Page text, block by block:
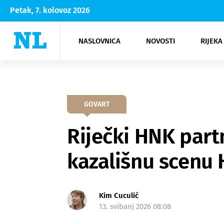
Petak, 7. kolovoz 2026
NASLOVNICA NOVOSTI
Rijeka Opatija
NK
Moda
Kultura
GOVART
Riječki HNK
kazališnu
Kim Cuculić
13. svibanj 2026 08:08